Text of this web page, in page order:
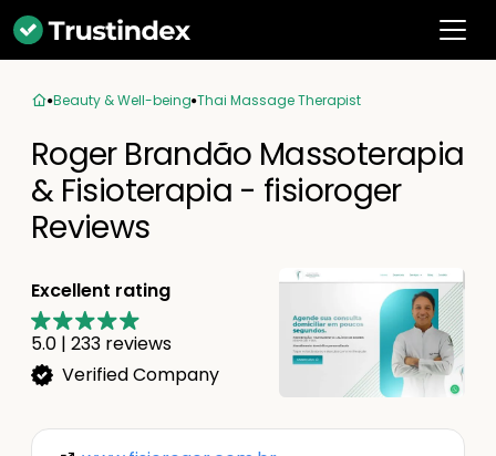
Beauty & Well-being Thai Massage Therapist
Roger Brandão Massoterapia
& Fisioterapia - fisioroger
Reviews
Excellent rating
5.0 | 233 reviews
Verified Company